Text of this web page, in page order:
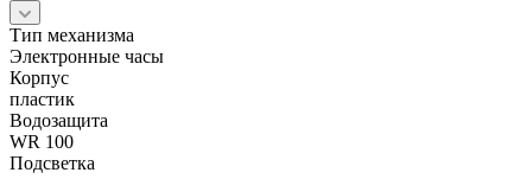
Тип механизма
Электронные часы
Корпус
пластик
Водозащита
WR 100
Подсветка